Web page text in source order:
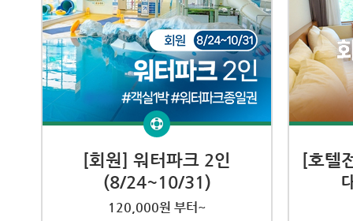
[회원] 워터파크 2인
(8/24~10/31)
120,000원 부터~
[호텔